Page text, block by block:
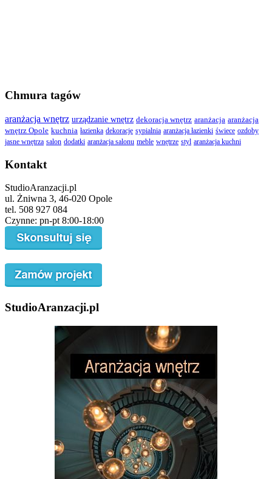
Chmura tagów
aranżacja wnętrz urządzanie wnętrz dekoracja wnętrz aranżacja aranżacja
wnętrz Opole kuchnia łazienka dekoracje sypialnia aranżacja łazienki świece ozdoby
jasne wnętrza salon dodatki aranżacja salonu meble wnętrze styl aranżacja kuchni
Kontakt
StudioAranzacji.pl
ul. Żniwna 3, 46-020 Opole
tel. 508 927 084
Czynne: pn-pt 8:00-18:00
StudioAranzacji.pl